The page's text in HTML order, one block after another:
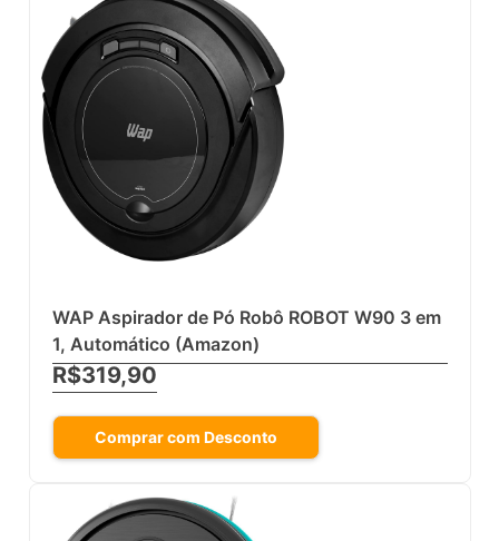
WAP Aspirador de Pó Robô ROBOT W90 3 em
1, Automático (Amazon)
R$319,90
Comprar com Desconto